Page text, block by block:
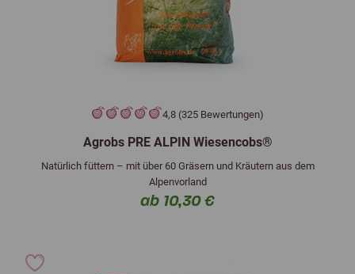
4,8 (325 Bewertungen)
Agrobs PRE ALPIN Wiesencobs®
Natürlich füttern – mit über 60 Gräsern und Kräutern aus dem
Alpenvorland
ab 10,30 €